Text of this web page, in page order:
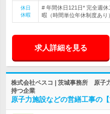
休日
休暇
# 年間休日121日* 完全週
暇（時間単位年休制度あり
求人詳細を見る
株式会社ペスコ | 茨城事務所 原子
持つ企業
原子力施設などの営繕工事の